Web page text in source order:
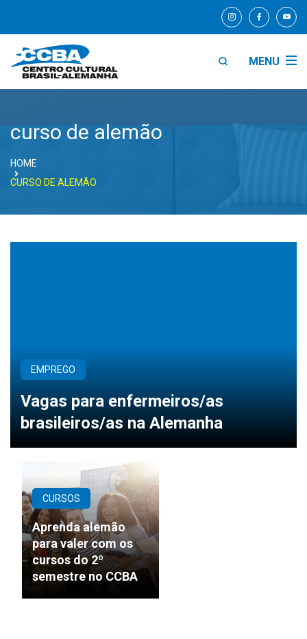
MENU
curso de alemão
HOME
CURSO DE ALEMÃO
EMPREGO
Vagas para enfermeiros/as
brasileiros/as na Alemanha
CURSOS
Aprenda alemão
para valer com os
cursos do 2º
semestre no CCBA